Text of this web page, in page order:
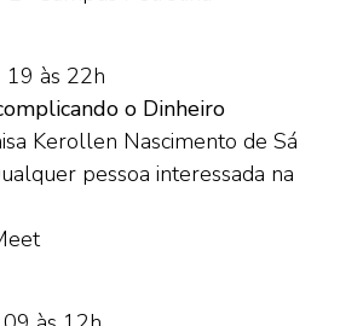
19 às 22h
o Dinheiro
Kerollen Nascimento de Sá
pessoa interessada na